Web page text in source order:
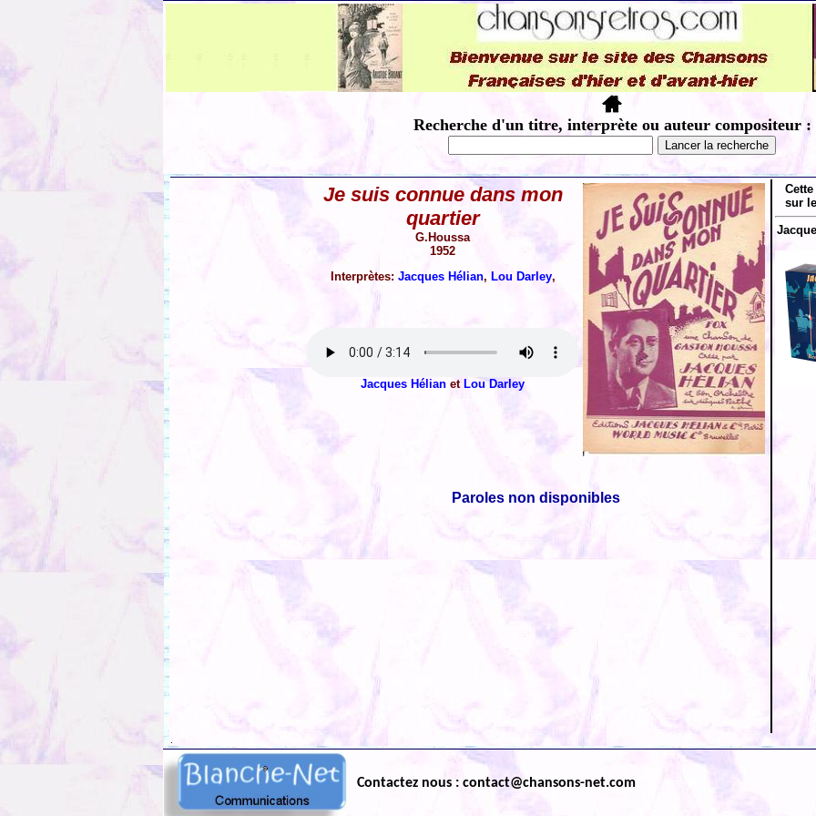
Recherche d'un titre, interprète ou auteur compositeur :
Je suis connue dans mon
quartier
G.Houssa
1952
Interprètes: Jacques Hélian, Lou Darley,
Jacques Hélian et Lou Darley
Paroles non disponibles
sur
Contactez nous : contact@chansons-net.com